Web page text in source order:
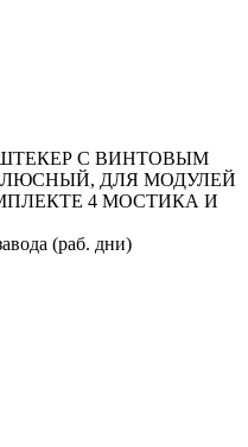
С ВИНТОВЫМ
ДЛЯ МОДУЛЕЙ
4 МОСТИКА И
(раб. дни)